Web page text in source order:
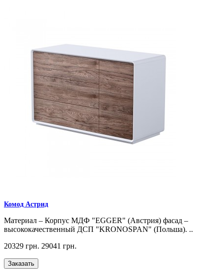
Комод Астрид
Материал – Корпус МДФ "EGGER" (Австрия) фасад –
высококачественный ДСП "KRONOSPAN" (Польша). ..
20329 грн. 29041 грн.
Заказать